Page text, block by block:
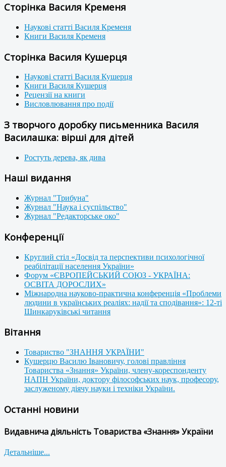
Сторінка Василя Кременя
Наукові статті Василя Кременя
Книги Василя Кременя
Сторінка Василя Кушерця
Наукові статті Василя Кушерця
Книги Василя Кушерця
Рецензії на книги
Висловлювання про події
З творчого доробку письменника Василя
Василашка: вірші для дітей
Ростуть дерева, як дива
Наші видання
Журнал "Трибуна"
Журнал "Наука і суспільство"
Журнал "Редакторське око"
Конференції
Круглий стіл «Досвід та перспективи психологічної
реабілітації населення України»
Форум «ЄВРОПЕЙСЬКИЙ СОЮЗ - УКРАЇНА:
ОСВІТА ДОРОСЛИХ»
Міжнародна науково-практична конференція «Проблеми
людини в українських реаліях: надії та сподівання»: 12-ті
Шинкаруківські читання
Вітання
Товариство "ЗНАННЯ УКРАЇНИ"
Кушерцю Василю Івановичу, голові правління
Товариства «Знання» України, члену-кореспонденту
НАПН України, доктору філософських наук, професору,
заслуженому діячу науки і техніки України.
Останні новини
Видавнича діяльність Товариства «Знання» України
Детальніше...